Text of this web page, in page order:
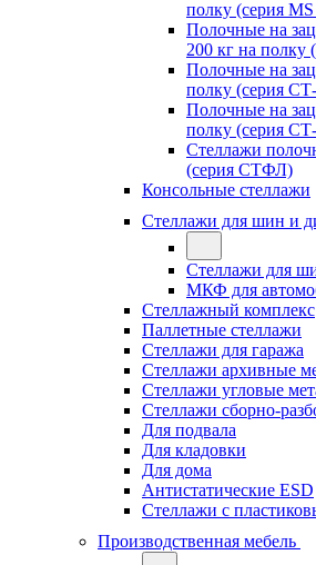
полку (серия
Полочные на
200 кг на полку
Полочные на
полку (серия
Полочные на
полку (серия
Стеллажи
(серия СТФЛ)
Консольные стеллажи
Стеллажи для шин и
Стеллажи для
МКФ для
Стеллажный комплекс
Паллетные стеллажи
Стеллажи для гаража
Стеллажи архивные
Стеллажи угловые
Стеллажи сборно-
Для подвала
Для кладовки
Для дома
Антистатические ESD
Стеллажи с
Производственная мебель